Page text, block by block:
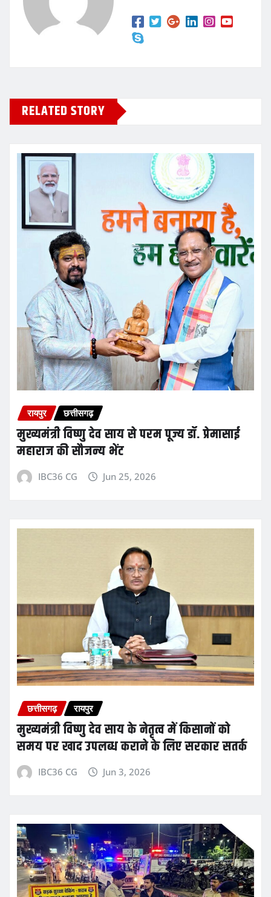
RELATED STORY
रायपुर छत्तीसगढ़
मुख्यमंत्री विष्णु देव साय से परम पूज्य डॉ. प्रेमासाई
महाराज की सौजन्य भेंट
IBC36 CG Jun 25, 2026
छत्तीसगढ़ रायपुर
मुख्यमंत्री विष्णु देव साय के नेतृत्व में किसानों को
समय पर खाद उपलब्ध कराने के लिए सरकार सतर्क
IBC36 CG Jun 3, 2026